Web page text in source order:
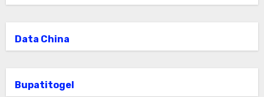
Data China
Bupatitogel